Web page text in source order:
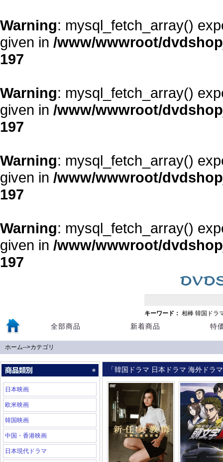
Warning: mysql_fetch_array()
given in /www/wwwroot/
197
Warning: mysql_fetch_array()
given in /www/wwwroot/
197
Warning: mysql_fetch_array()
given in /www/wwwroot/
197
Warning: mysql_fetch_array()
given in /www/wwwroot/
197
キーワード： 相棒 韓国ドラ
全部商品 新着商品 特
ホーム-->カテゴリ
日本映画
欧米映画
韓国映画
中国・香港映画
日本現代ドラマ
「韓国ドラマ 日本ドラマ 海外ドラ